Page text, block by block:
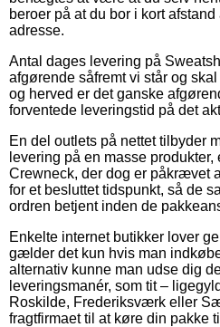
beroer på at du bor i kort
adresse.
Antal dages levering på
afgørende såfremt vi står og
og herved er det ganske
forventede leveringstid på det
En del outlets på nettet tilbyder
levering på en masse
Crewneck, der dog er påkrævet
for et besluttet tidspunkt, så de
ordren betjent inden de
Enkelte internet butikker lover
gælder det kun hvis man
alternativ kunne man udse dig
leveringsmanér, som tit –
Roskilde, Frederiksværk eller
fragtfirmaet til at køre din pakke